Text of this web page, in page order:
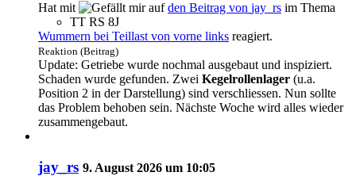
Hat mit aufden Beitrag von jay_rs im Thema
TT RS 8J
Wummern bei Teillast von vorne links reagiert.
Reaktion (Beitrag)
Update: Getriebe wurde nochmal ausgebaut und inspiziert.
Schaden wurde gefunden. Zwei Kegelrollenlager (u.a.
Position 2 in der Darstellung) sind verschliessen. Nun sollte
das Problem behoben sein. Nächste Woche wird alles wieder
zusammengebaut.
jay_rs 9. August 2026 um 10:05